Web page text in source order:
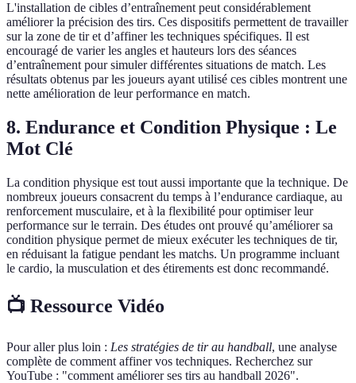
L'installation de cibles d’entraînement peut considérablement
améliorer la précision des tirs. Ces dispositifs permettent de travailler
sur la zone de tir et d’affiner les techniques spécifiques. Il est
encouragé de varier les angles et hauteurs lors des séances
d’entraînement pour simuler différentes situations de match. Les
résultats obtenus par les joueurs ayant utilisé ces cibles montrent une
nette amélioration de leur performance en match.
8. Endurance et Condition Physique : Le
Mot Clé
La condition physique est tout aussi importante que la technique. De
nombreux joueurs consacrent du temps à l’endurance cardiaque, au
renforcement musculaire, et à la flexibilité pour optimiser leur
performance sur le terrain. Des études ont prouvé qu’améliorer sa
condition physique permet de mieux exécuter les techniques de tir,
en réduisant la fatigue pendant les matchs. Un programme incluant
le cardio, la musculation et des étirements est donc recommandé.
📺 Ressource Vidéo
Pour aller plus loin : Les stratégies de tir au handball, une analyse
complète de comment affiner vos techniques. Recherchez sur
YouTube : "comment améliorer ses tirs au handball 2026".